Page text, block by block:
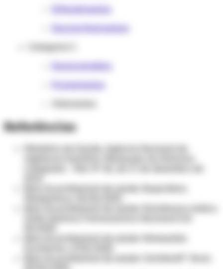
Difenidramina
Dexclorfeniramina
Categoria C:
Desloratadina
Prometazina
Referências
Ministério da Saúde, Agência Nacional de